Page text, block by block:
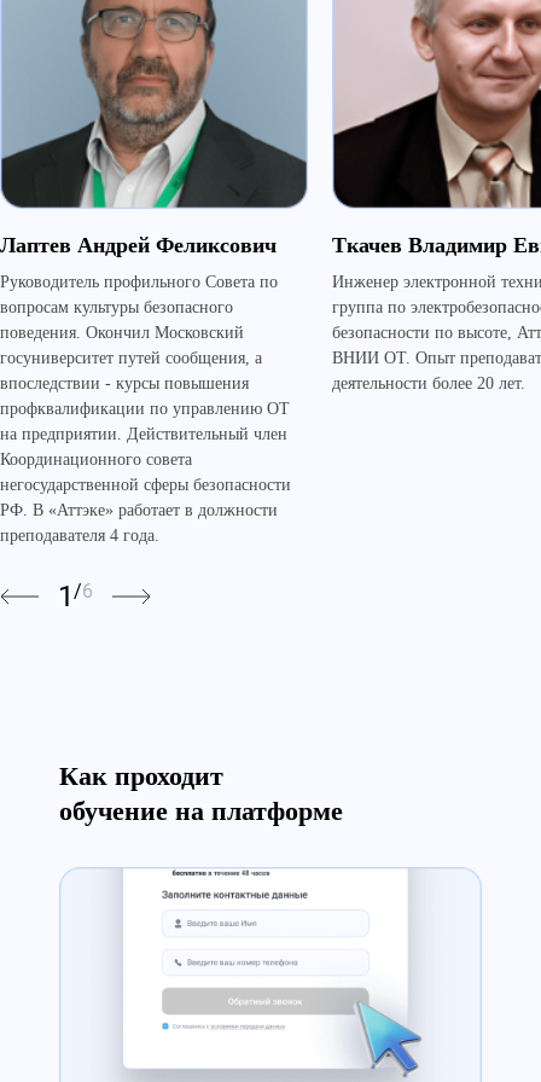
Лаптев Андрей Феликсович
Руководитель профильного Совета по
вопросам культуры безопасного
поведения. Окончил Московский
госуниверситет путей сообщения, а
впоследствии - курсы повышения
профквалификации по управлению ОТ
на предприятии. Действительный член
Координационного совета
негосударственной сферы безопасности
РФ. В «Аттэке» работает в должности
преподавателя 4 года.
Ткачев Владимир
Инженер электронной
группа по
безопасности по высоте,
ВНИИ ОТ. Опыт
деятельности более 20 лет.
1 /6
Как проходит
обучение на платформе